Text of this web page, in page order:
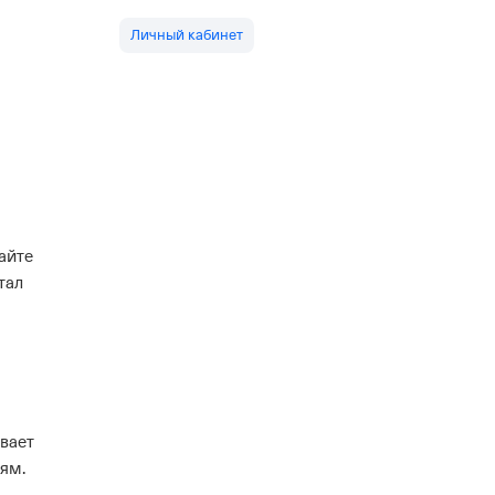
Личный кабинет